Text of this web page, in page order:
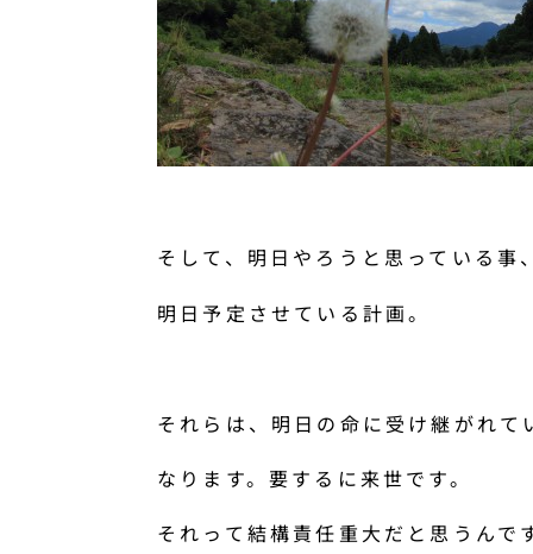
そして、明日やろうと思っている事
明日予定させている計画。
それらは、明日の命に受け継がれて
なります。要するに来世です。
それって結構責任重大だと思うんで